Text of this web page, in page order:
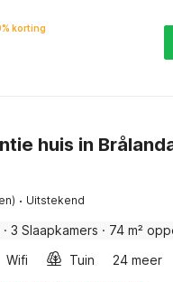
korting
huis in
· Uitstekend
· 3 Slaapkamers · 74 m²
Wifi Tuin
24 meer